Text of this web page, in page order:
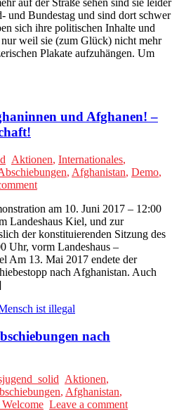
und Bundestag und sind dort schwer
sich ihre politischen Inhalte und
weil sie (zum Glück) nicht mehr
Plakate aufzuhängen. Um
und Afghanen! –
Aktionen, Internationales,
, Afghanistan, Demo,
am 10. Juni 2017 – 12:00
Landeshaus Kiel, und zur
der konstituierenden Sitzung des
Uhr, vorm Landeshaus –
Am 13. Mai 2017 endete der
nach Afghanistan. Auch
nach
Aktionen,
, Afghanistan,
Leave a comment